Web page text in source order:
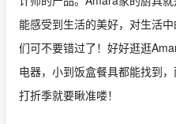
能感受到生活的美好，对生活
们可不要错过了！好好逛逛
电器，小到饭盒餐具都能找到
打折季就要瞅准喽！